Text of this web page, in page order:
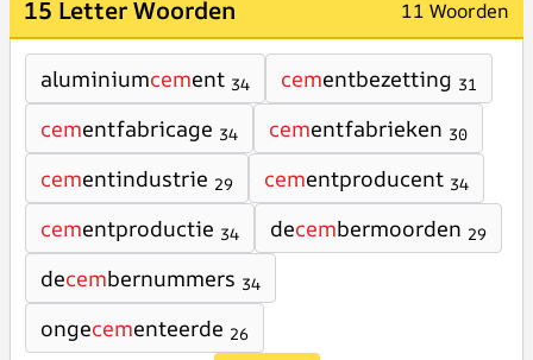
15 Letter Woorden 11 Woorden
aluminiumcement 34 cementbezetting 31
cementfabricage 34 cementfabrieken 30
cementindustrie 29 cementproducent 34
cementproductie 34 decembermoorden 29
decembernummers 34
ongecementeerde 26